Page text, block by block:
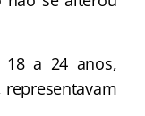
18 a 24 anos,
representavam